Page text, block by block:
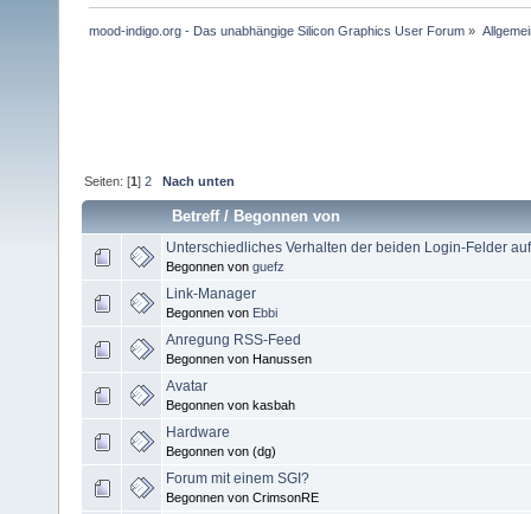
mood-indigo.org - Das unabhängige Silicon Graphics User Forum »
Seiten: [1]2 Nach unten
Betreff/Begonnen von
Unterschiedliches Verhalten der beiden Login-Felder
Begonnen von guefz
Link-Manager
Begonnen von Ebbi
Anregung RSS-Feed
Begonnen von Hanussen
Avatar
Begonnen von kasbah
Hardware
Begonnen von (dg)
Forum mit einem SGI?
Begonnen von CrimsonRE